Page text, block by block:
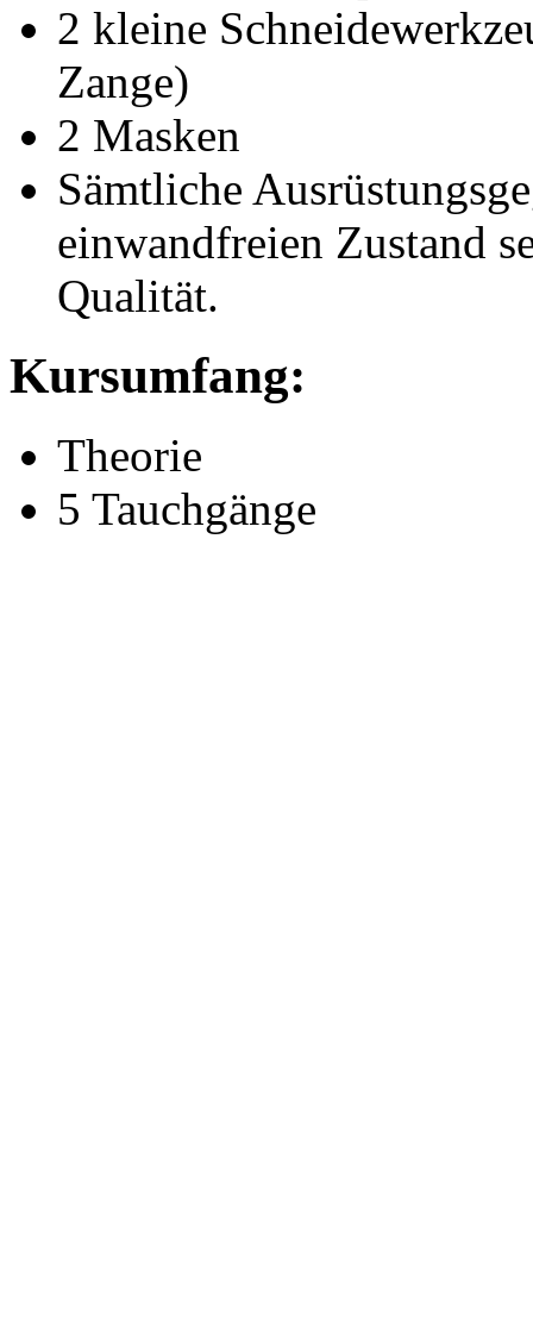
2 kleine
Zange)
2 Masken
Sämtliche
einwandfreien Zustand
Qualität.
Kursumfang:
Theorie
5 Tauchgänge